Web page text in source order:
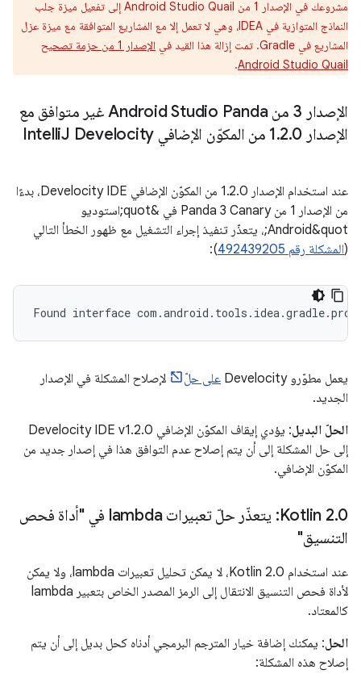
مشروعك في الإصدار 1 من Android Studio Quail إلى تفعيل ميزة جلب
النماذج المتوازية في IDEA، وهي لا تعمل إلا مع المشاريع المتوافقة مع ميزة عزل
المشاريع في Gradle. تمت إزالة هذا القيد في
الإصدار 1 من حزمة تصحيح
Android Studio Quail
.
الإصدار 3 من Android Studio Panda غير متوافق مع
الإصدار 1
.2.0 من المكوّن الإضافي Intelli J Develocity
عند استخدام الإصدار 1.2.0 من المكوّن الإضافي Develocity IDE، بدءًا
من الإصدار 1 من Panda 3 Canary في &quot;استوديو
Android&quot;، يتعذّر تنفيذ إجراء التشغيل مع ظهور الخطأ التالي
(المشكلة رقم 492439205 ):
يعمل مطوّرو Develocity على حلّ
لإصلاح المشكلة في الإصدار
الجديد.
الحلّ البديل
: يؤدي إيقاف المكوّن الإضافي Develocity IDE v1.2.0
إلى حل المشكلة إلى أن يتم إصلاح عدم التوافق هذا في إصدار جديد من
المكوّن الإضافي.
‫Kotlin 2.
0: يتعذّر حلّ تعبيرات lambda في "أداة فحص
التنسيق"
عند استخدام Kotlin 2.0، لا يمكن تحليل تعبيرات lambda، ولا يمكن
لأداة فحص التنسيق الانتقال إلى الرمز المصدر الخاص بتعبير lambda
كالمعتاد.
الحل: يمكنك إضافة خيار المترجم البرمجي أدناه كحل بديل إلى أن يتم
إصلاح هذه المشكلة: